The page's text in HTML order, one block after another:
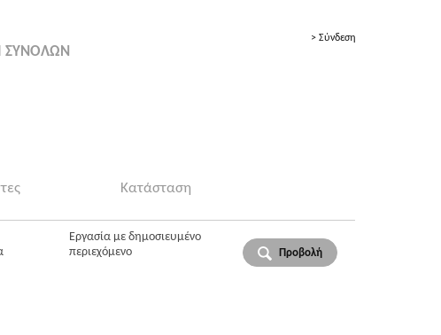
ΣΥΝΟΛΩΝ
> Σύνδεση
Κατάσταση
Εργασία με δημοσιευμένο
περιεχόμενο
Προβολή